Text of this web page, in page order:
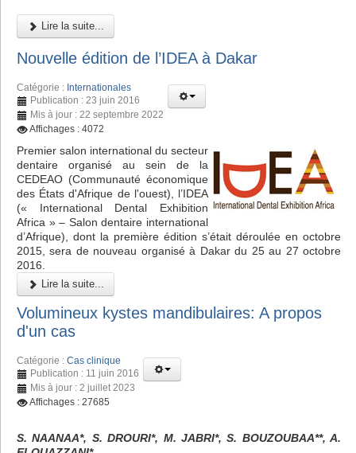
Lire la suite...
Nouvelle édition de l’IDEA à Dakar
Catégorie : Internationales
Publication : 23 juin 2016
Mis à jour : 22 septembre 2022
Affichages : 4072
Premier salon international du secteur
dentaire organisé au sein de la
CEDEAO (Communauté économique
des États d'Afrique de l'ouest), l’IDEA
(« International Dental Exhibition
Africa » – Salon dentaire international
d’Afrique), dont la première édition s’était déroulée en octobre
2015, sera de nouveau organisé à Dakar du 25 au 27 octobre
2016.
Lire la suite...
Volumineux kystes mandibulaires: A propos
d'un cas
Catégorie : Cas clinique
Publication : 11 juin 2016
Mis à jour : 2 juillet 2023
Affichages : 27685
S. NAANAA*, S. DROURI*, M. JABRI*, S. BOUZOUBAA**, A.